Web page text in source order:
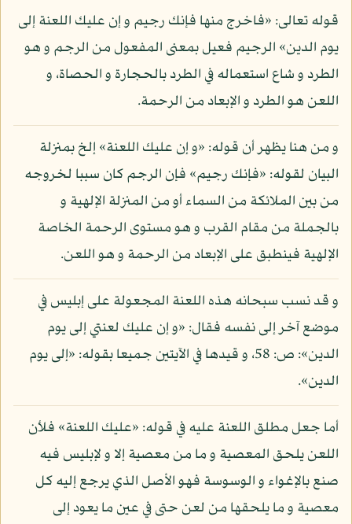
قوله تعالى: «فاخرج منها فإنك رجيم و إن عليك اللعنة إلى
يوم الدين» الرجيم فعيل بمعنى المفعول من الرجم و هو
الطرد و شاع استعماله في الطرد بالحجارة و الحصاة، و
اللعن هو الطرد و الإبعاد من الرحمة.
و من هنا يظهر أن قوله: «و إن عليك اللعنة» إلخ بمنزلة
البيان لقوله: «فإنك رجيم» فإن الرجم كان سببا لخروجه
من بين الملائكة من السماء أو من المنزلة الإلهية و
بالجملة من مقام القرب و هو مستوى الرحمة الخاصة
الإلهية فينطبق على الإبعاد من الرحمة و هو اللعن.
و قد نسب سبحانه هذه اللعنة المجعولة على إبليس في
موضع آخر إلى نفسه فقال: «و إن عليك لعنتي إلى يوم
الدين»: ص: 58، و قيدها في الآيتين جميعا بقوله: «إلى يوم
الدين».
أما جعل مطلق اللعنة عليه في قوله: «عليك اللعنة» فلأن
اللعن يلحق المعصية و ما من معصية إلا و لإبليس فيه
صنع بالإغواء و الوسوسة فهو الأصل الذي يرجع إليه كل
معصية و ما يلحقها من لعن حتى في عين ما يعود إلى